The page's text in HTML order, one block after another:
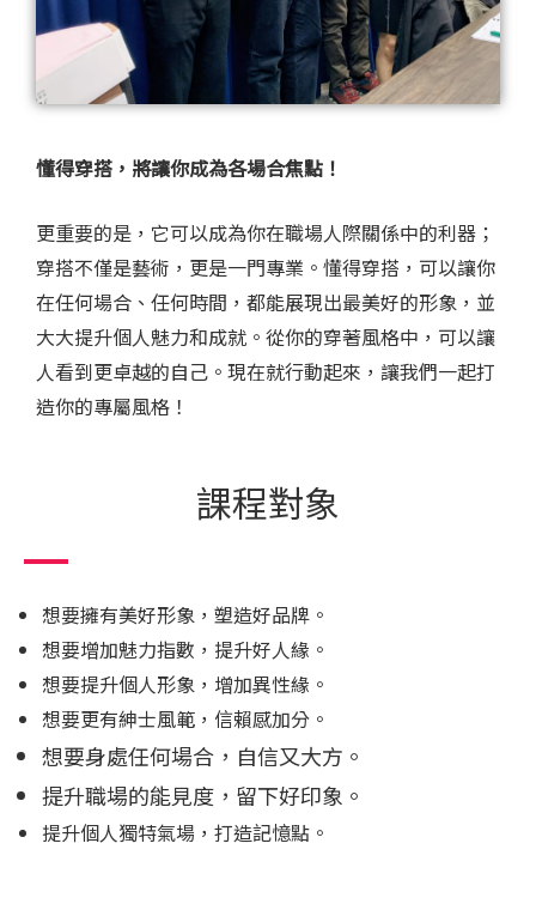
懂得穿搭，將讓你成為各場合焦點！
更重要的是，它可以成為你在職場人際關係中的利器；
穿搭不僅是藝術，更是一門專業。懂得穿搭，可以讓你
在任何場合、任何時間，都能展現出最美好的形象，並
大大提升個人魅力和成就。從你的穿著風格中，可以讓
人看到更卓越的自己。現在就行動起來，讓我們一起打
造你的專屬風格！
課程對象
想要擁有美好形象，塑造好品牌。
想要增加魅力指數，提升好人緣。
想要提升個人形象，增加異性緣。
想要更有紳士風範，信賴感加分。
想要身處任何場合，自信又大方。
提升職場的能見度，留下好印象。
提升個人獨特氣場，打造記憶點。